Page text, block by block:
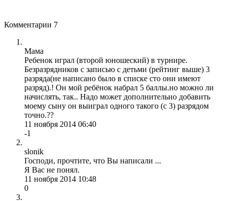
Комментарии 7
Мама
Ребенок играл (второй юношеский) в турнире.
Безразрядников с записью с детьми (рейтинг выше) 3
разряда(не написано было в списке сто они имеют
разряд).! Он мой ребёнок набрал 5 баллы.но можно ли
начислять, так.. Надо может дополнительно добавить
моему сыну он выиграл одного такого (с 3) разрядом
точно.??
11 ноября 2014 06:40
-1
slonik
Господи, прочтите, что Вы написали ...
Я Вас не понял.
11 ноября 2014 10:48
0